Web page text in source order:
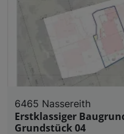
6465 Nassereith
Erstklassiger
Grundstück 04